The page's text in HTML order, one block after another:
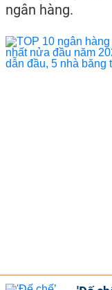
ngân hàng.